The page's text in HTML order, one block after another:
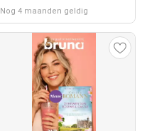
Nog 4 maanden geldig